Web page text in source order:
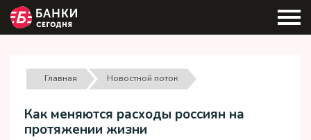
Главная Новостной поток
Как меняются расходы россиян на
протяжении жизни